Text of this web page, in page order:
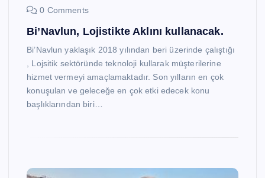
0 Comments
Bi’Navlun, Lojistikte Aklını kullanacak.
Bi’Navlun yaklaşık 2018 yılından beri üzerinde çalıştığı
, Lojsitik sektöründe teknoloji kullarak müşterilerine
hizmet vermeyi amaçlamaktadır. Son yılların en çok
konuşulan ve geleceğe en çok etki edecek konu
başlıklarından biri…